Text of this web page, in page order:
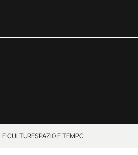
E CULTURESPAZIO E TEMPO